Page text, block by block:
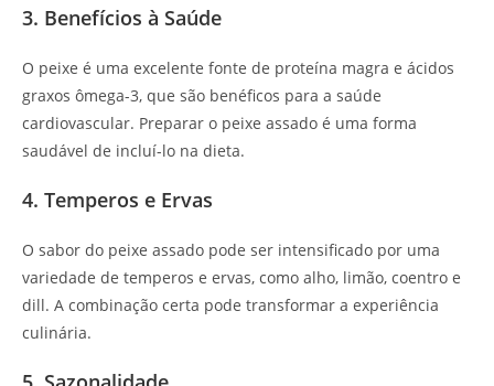
3. Benefícios à Saúde
O peixe é uma excelente fonte de proteína magra e ácidos
graxos ômega-3, que são benéficos para a saúde
cardiovascular. Preparar o peixe assado é uma forma
saudável de incluí-lo na dieta.
4. Temperos e Ervas
O sabor do peixe assado pode ser intensificado por uma
variedade de temperos e ervas, como alho, limão, coentro e
dill. A combinação certa pode transformar a experiência
culinária.